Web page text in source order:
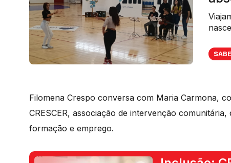
Filomena Crespo conversa com Maria Carmona,
CRESCER, associação de intervenção
formação e emprego.